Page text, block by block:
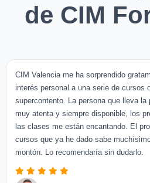
de CIM
CIM Valencia me ha sorprendido
interés personal a una serie de cursos
supercontento. La persona que lleva la
muy atenta y siempre disponible, los
las clases me están encantando. El
cursos que ya he dado sabe
montón. Lo recomendaría sin dudarlo.